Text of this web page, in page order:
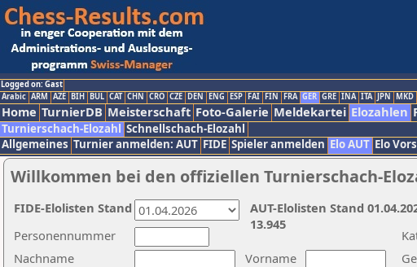
Logged on: Gast
Arabic ARM AZE BIH BUL CAT CHN CRO CZE DEN ENG ESP FAI FIN FRA GER GRE INA ITA JPN MKD
Home TurnierDB Meisterschaft Foto-Galerie Meldekartei Elozahlen
Turnierschach-Elozahl Schnellschach-Elozahl
Allgemeines Turnier anmelden: AUT FIDE Spieler anmelden Elo AUT Elo
Willkommen bei den offiziellen Turnierschach-
Nachname
Vorname
Personennummer
AUT-Elolisten Stand
13.945
FIDE-Elolisten Stand